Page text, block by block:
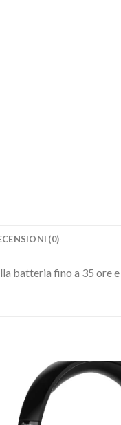
(0)
batteria fino a 35 ore